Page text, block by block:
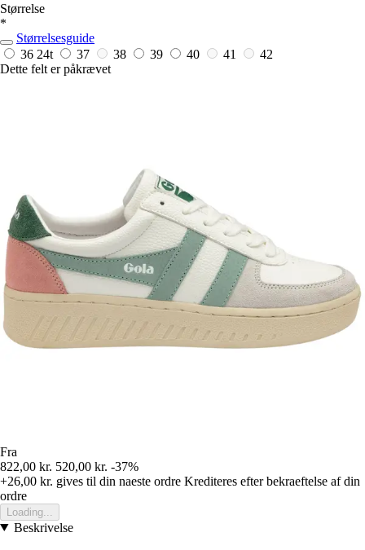
Størrelse
*
Størrelsesguide
36 24t 37 38 39 40 41
42
Dette felt er påkrævet
Fra
822,00 kr. 520,00 kr. -37%
+26,00 kr. gives til din naeste ordre Krediteres efter bekraeftelse af din
ordre
Loading...
Beskrivelse